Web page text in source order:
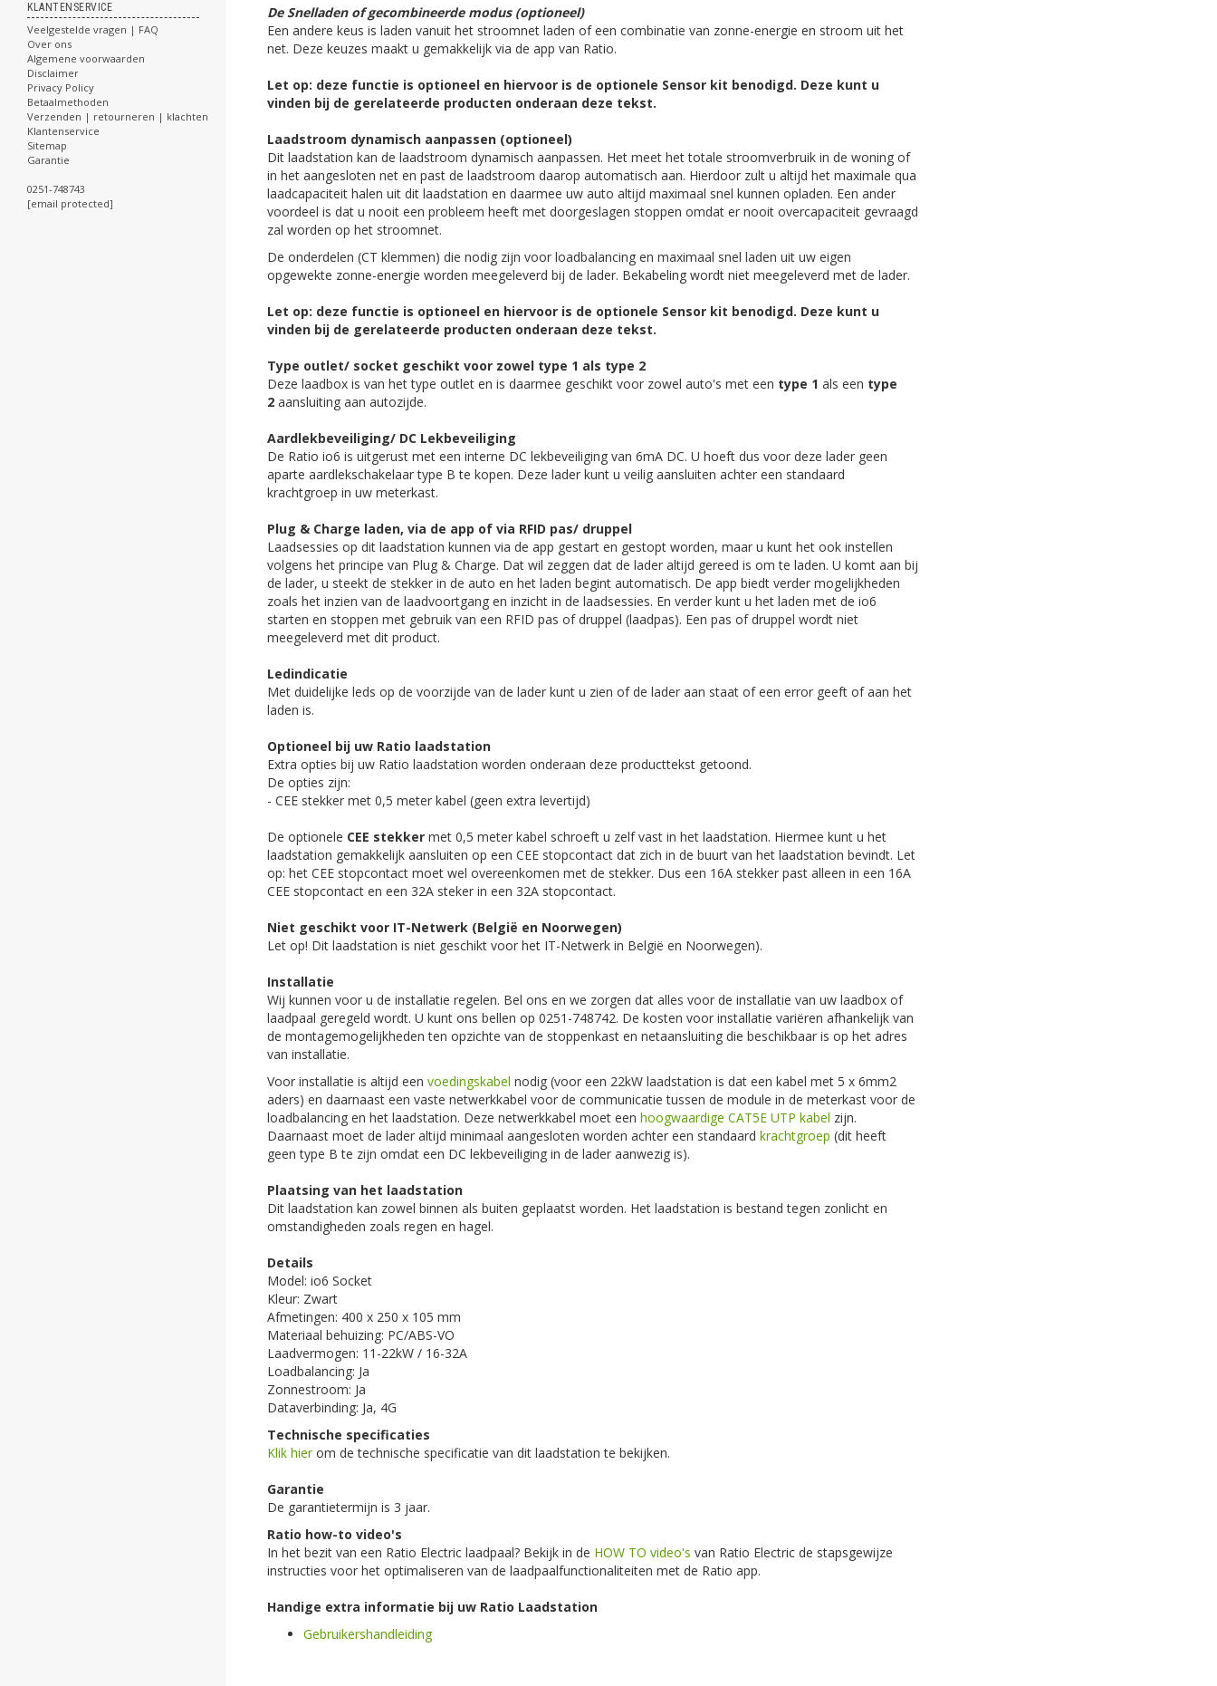
KLANTENSERVICE
Veelgestelde vragen | FAQ
Over ons
Algemene voorwaarden
Disclaimer
Privacy Policy
Betaalmethoden
Verzenden | retourneren | klachten
Klantenservice
Sitemap
Garantie
0251-748743
[email protected]
De Snelladen of gecombineerde modus (optioneel)
Een andere keus is laden vanuit het stroomnet laden of een combinatie van zonne-energie en stroom uit het
net. Deze keuzes maakt u gemakkelijk via de app van Ratio.
Let op: deze functie is optioneel en hiervoor is de optionele Sensor kit benodigd. Deze kunt u
vinden bij de gerelateerde producten onderaan deze tekst.
Laadstroom dynamisch aanpassen (optioneel)
Dit laadstation kan de laadstroom dynamisch aanpassen. Het meet het totale stroomverbruik in de woning of
in het aangesloten net en past de laadstroom daarop automatisch aan. Hierdoor zult u altijd het maximale qua
laadcapaciteit halen uit dit laadstation en daarmee uw auto altijd maximaal snel kunnen opladen. Een ander
voordeel is dat u nooit een probleem heeft met doorgeslagen stoppen omdat er nooit overcapaciteit gevraagd
zal worden op het stroomnet.
De onderdelen (CT klemmen) die nodig zijn voor loadbalancing en maximaal snel laden uit uw eigen
opgewekte zonne-energie worden meegeleverd bij de lader. Bekabeling wordt niet meegeleverd met de lader.
Let op: deze functie is optioneel en hiervoor is de optionele Sensor kit benodigd. Deze kunt u
vinden bij de gerelateerde producten onderaan deze tekst.
Type outlet/ socket geschikt voor zowel type 1 als type 2
Deze laadbox is van het type outlet en is daarmee geschikt voor zowel auto's met een type 1 als een type
2 aansluiting aan autozijde.
Aardlekbeveiliging/ DC Lekbeveiliging
De Ratio io6 is uitgerust met een interne DC lekbeveiliging van 6mA DC. U hoeft dus voor deze lader geen
aparte aardlekschakelaar type B te kopen. Deze lader kunt u veilig aansluiten achter een standaard
krachtgroep in uw meterkast.
Plug & Charge laden, via de app of via RFID pas/ druppel
Laadsessies op dit laadstation kunnen via de app gestart en gestopt worden, maar u kunt het ook instellen
volgens het principe van Plug & Charge. Dat wil zeggen dat de lader altijd gereed is om te laden. U komt aan bij
de lader, u steekt de stekker in de auto en het laden begint automatisch. De app biedt verder mogelijkheden
zoals het inzien van de laadvoortgang en inzicht in de laadsessies. En verder kunt u het laden met de io6
starten en stoppen met gebruik van een RFID pas of druppel (laadpas). Een pas of druppel wordt niet
meegeleverd met dit product.
Ledindicatie
Met duidelijke leds op de voorzijde van de lader kunt u zien of de lader aan staat of een error geeft of aan het
laden is.
Optioneel bij uw Ratio laadstation
Extra opties bij uw Ratio laadstation worden onderaan deze producttekst getoond.
De opties zijn:
- CEE stekker met 0,5 meter kabel (geen extra levertijd)
De optionele CEE stekker met 0,5 meter kabel schroeft u zelf vast in het laadstation. Hiermee kunt u het
laadstation gemakkelijk aansluiten op een CEE stopcontact dat zich in de buurt van het laadstation bevindt. Let
op: het CEE stopcontact moet wel overeenkomen met de stekker. Dus een 16A stekker past alleen in een 16A
CEE stopcontact en een 32A steker in een 32A stopcontact.
Niet geschikt voor IT-Netwerk (België en Noorwegen)
Let op! Dit laadstation is niet geschikt voor het IT-Netwerk in België en Noorwegen).
Installatie
Wij kunnen voor u de installatie regelen. Bel ons en we zorgen dat alles voor de installatie van uw laadbox of
laadpaal geregeld wordt. U kunt ons bellen op 0251-748742. De kosten voor installatie variëren afhankelijk van
de montagemogelijkheden ten opzichte van de stoppenkast en netaansluiting die beschikbaar is op het adres
van installatie.
Voor installatie is altijd een voedingskabel nodig (voor een 22kW laadstation is dat een kabel met 5 x 6mm2
aders) en daarnaast een vaste netwerkkabel voor de communicatie tussen de module in de meterkast voor de
loadbalancing en het laadstation. Deze netwerkkabel moet een hoogwaardige CAT5E UTP kabel zijn.
Daarnaast moet de lader altijd minimaal aangesloten worden achter een standaard krachtgroep (dit heeft
geen type B te zijn omdat een DC lekbeveiliging in de lader aanwezig is).
Plaatsing van het laadstation
Dit laadstation kan zowel binnen als buiten geplaatst worden. Het laadstation is bestand tegen zonlicht en
omstandigheden zoals regen en hagel.
Details
Model: io6 Socket
Kleur: Zwart
Afmetingen: 400 x 250 x 105 mm
Materiaal behuizing: PC/ABS-VO
Laadvermogen: 11-22kW / 16-32A
Loadbalancing: Ja
Zonnestroom: Ja
Dataverbinding: Ja, 4G
Technische specificaties
Klik hierom de technische specificatie van dit laadstation te bekijken.
Garantie
De garantietermijn is 3 jaar.
Ratio how-to video's
In het bezit van een Ratio Electric laadpaal? Bekijk in de HOW TO video's van Ratio Electric de stapsgewijze
instructies voor het optimaliseren van de laadpaalfunctionaliteiten met de Ratio app.
Handige extra informatie bij uw Ratio Laadstation
Gebruikershandleiding